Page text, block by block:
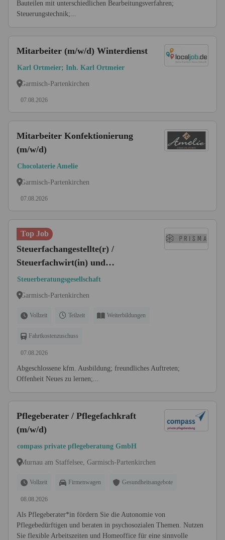
Bauteilen mit unterschiedlichen Bearbeitungsverfahren;
Steuerungstechnik;...
Mitarbeiter (m/w/d) Winterdienst
Karl Ortmeier; Inh. Karl Ortmeier
Garmisch-Partenkirchen
07.08.2026
Mitarbeiter Konfektionierung
(m/w/d)
Chocolaterie Amelie
Garmisch-Partenkirchen
07.08.2026
Top Job
Steuerfachangestellte(r) /
Steuerfachwirt(in) und
Steuerberater(in) (m/w/d)
Steuerberatungsgesellschaft
Garmisch-Partenkirchen
Vollzeit Teilzeit Weiterbildungen
Fahrtkostenzuschuss
07.08.2026
Abgeschlossene kfm. Ausbildung; freundliches Auftreten;
Offenheit Neues zu lernen;...
Pflegeberater / Pflegefachkraft
(m/w/d)
compass private pflegeberatung GmbH
Murnau am Staffelsee, Garmisch-Partenkirchen
Vollzeit Firmenwagen Gesundheitsangebote
08.08.2026
Als Pflegeberater*in fördern Sie die Autonomie von
Pflegebedürftigen und beraten in psychosozialen Themen. Nutzen
Sie flexible Arbeitszeiten und Homeoffice für eine sinnvolle